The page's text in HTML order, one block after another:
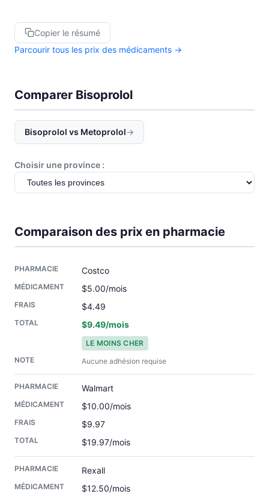
Copier le résumé
Parcourir tous les prix des médicaments →
Comparer Bisoprolol
Bisoprolol vs Metoprolol→
Choisir une province :
Comparaison des prix en pharmacie
Costco
$5.00/mois
$4.49
$9.49/mois
LE MOINS CHER
Aucune adhésion requise
Walmart
$10.00/mois
$9.97
$19.97/mois
Rexall
$12.50/mois